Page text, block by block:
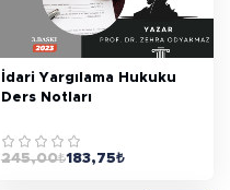
İdari Yargılama Hukuku
Ders Notları
245,00₺183,75₺